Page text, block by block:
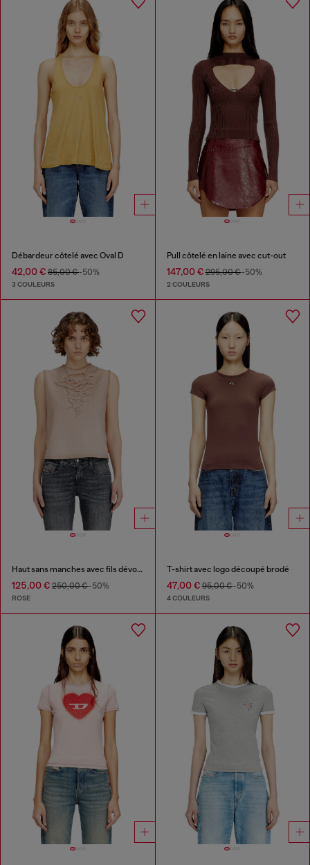
Débardeur côtelé avec Oval D
42,00 € 85,00 €-50%
3 COULEURS
Pull côtelé en laine avec cut-out
147,00 €295,00 €-50%
2 COULEURS
Haut sans manches avec fils dévorés
125,00 € 250,00 €-50%
ROSE
T-shirt avec logo découpé brodé
47,00 €95,00 €-50%
4 COULEURS